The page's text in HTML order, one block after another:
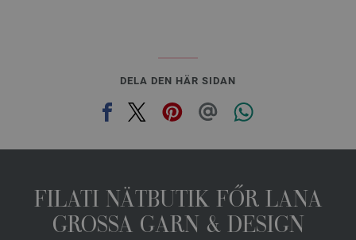
DELA DEN HÄR SIDAN
FILATI NÄTBUTIK FŐR LANA
GROSSA GARN & DESIGN